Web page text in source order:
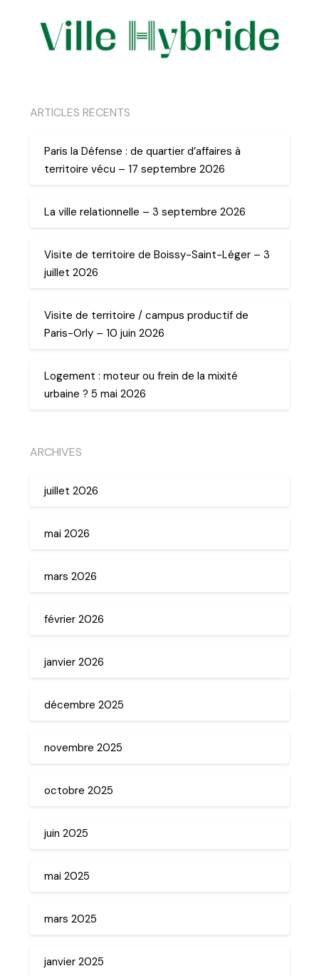
ARTICLES RECENTS
Paris la Défense : de quartier d’affaires à
territoire vécu – 17 septembre 2026
La ville relationnelle – 3 septembre 2026
Visite de territoire de Boissy-Saint-Léger – 3
juillet 2026
Visite de territoire / campus productif de
Paris-Orly – 10 juin 2026
Logement : moteur ou frein de la mixité
urbaine ? 5 mai 2026
ARCHIVES
juillet 2026
mai 2026
mars 2026
février 2026
janvier 2026
décembre 2025
novembre 2025
octobre 2025
juin 2025
mai 2025
mars 2025
janvier 2025